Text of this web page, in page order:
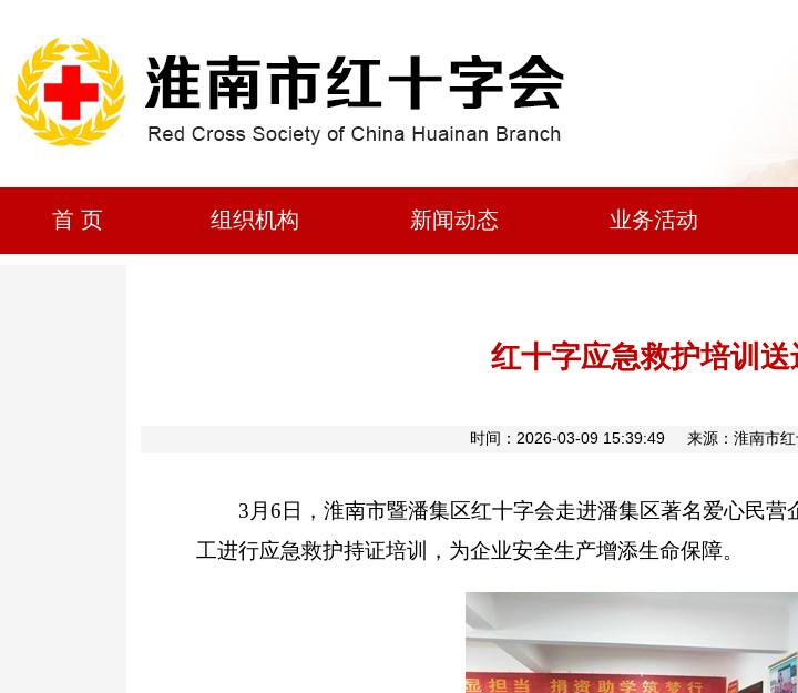
首 页 组织机构 新闻动态 业务活动
红十字应急救护培训
时间：2026-03-09 15:39:49 来源：淮南市
3月6日，淮南市暨潘集区红十字会走进潘集区著名爱心民
工进行应急救护持证培训，为企业安全生产增添生命保障。